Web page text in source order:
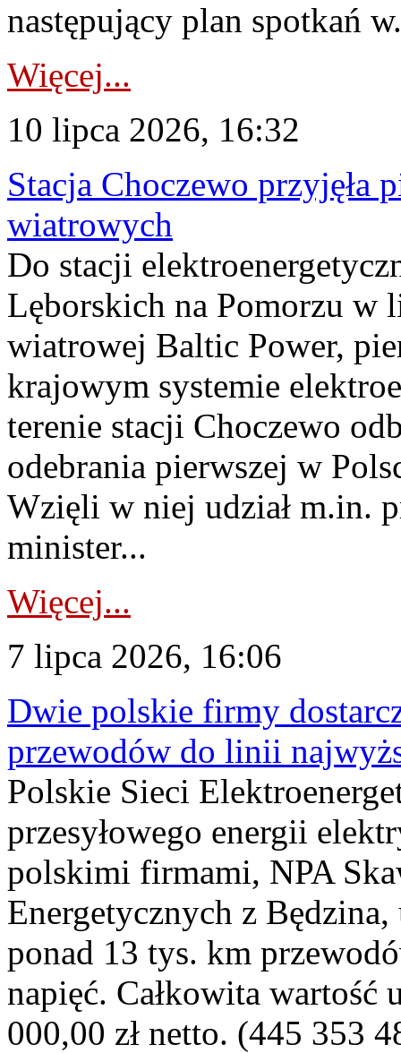
następujący plan spotkań
Więcej...
10 lipca 2026, 16:32
Stacja Choczewo przyjęła
wiatrowych
Do stacji
Lęborskich na Pomorzu w
wiatrowej Baltic Power,
krajowym systemie
terenie stacji Choczewo
odebrania pierwszej w
Wzięli w niej udział m.in.
minister...
Więcej...
7 lipca 2026, 16:06
Dwie polskie firmy
przewodów do linii
Polskie Sieci
przesyłowego energii
polskimi firmami, NPA
Energetycznych z
ponad 13 tys. km
napięć. Całkowita
000,00 zł netto. (445 353